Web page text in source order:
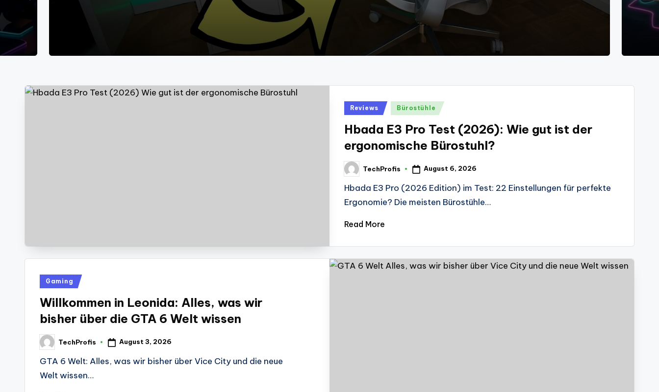
Posted
Reviews Bürostühle
Hbada E3 Pro Test (2026): Wie gut ist der
ergonomische Bürostuhl?
Posted
by
TechProfis August 6, 2026
Hbada E3 Pro (2026 Edition) im Test: 22 Einstellungen für perfekte
Ergonomie? Die meisten Bürostühle…
Read More
Posted
Gaming
Willkommen in Leonida: Alles, was wir
bisher über die GTA 6 Welt wissen
Posted
by
TechProfis August 3, 2026
GTA 6 Welt: Alles, was wir bisher über Vice City und die neue
Welt wissen…